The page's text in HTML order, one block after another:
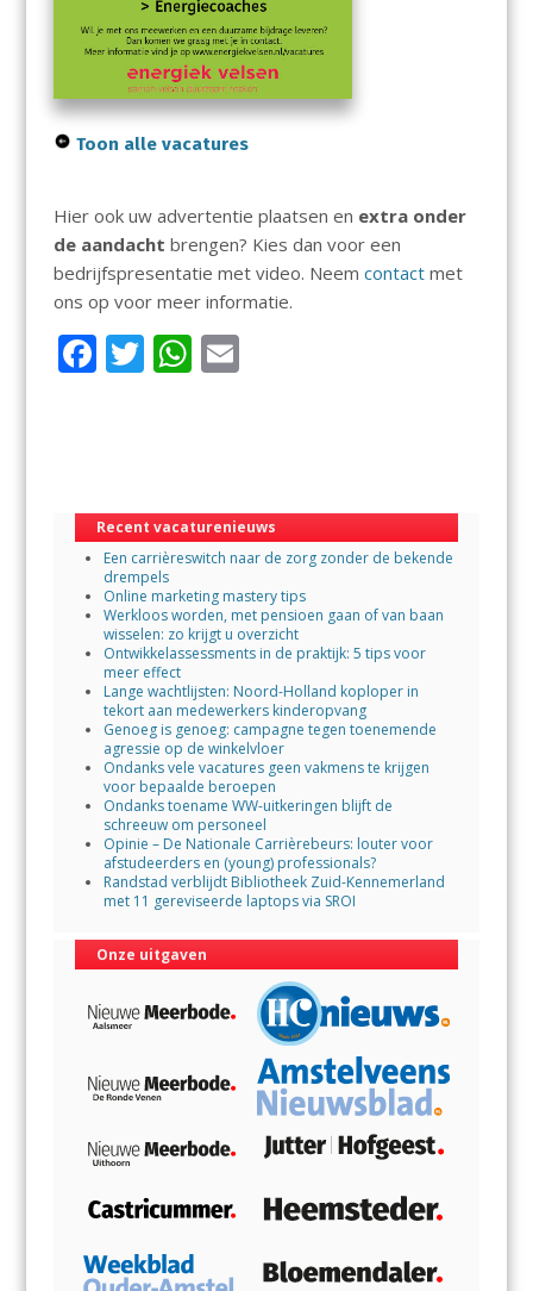
Toon alle vacatures
Hier ook uw advertentie plaatsen en extra onder
de aandacht brengen? Kies dan voor een
bedrijfspresentatie met video. Neem contactmet
ons op voor meer informatie.
F
o
o
k
T W
A
p
p
E
Recent vacaturenieuws
Een carrièreswitch naar de zorg zonder de bekende
drempels
Online marketing mastery tips
Werkloos worden, met pensioen gaan of van baan
wisselen: zo krijgt u overzicht
Ontwikkelassessments in de praktijk: 5 tips voor
meer effect
Lange wachtlijsten: Noord-Holland koploper in
tekort aan medewerkers kinderopvang
Genoeg is genoeg: campagne tegen toenemende
agressie op de winkelvloer
Ondanks vele vacatures geen vakmens te krijgen
voor bepaalde beroepen
Ondanks toename WW-uitkeringen blijft de
schreeuw om personeel
Opinie – De Nationale Carrièrebeurs: louter voor
afstudeerders en (young) professionals?
Randstad verblijdt Bibliotheek Zuid-Kennemerland
met 11 gereviseerde laptops via SROI
Onze uitgaven